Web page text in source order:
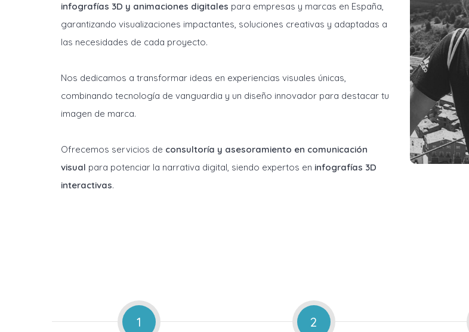
infografías 3D y animaciones digitales para empresas y marcas en España,
garantizando visualizaciones impactantes, soluciones creativas y adaptadas a
las necesidades de cada proyecto.
Nos dedicamos a transformar ideas en experiencias visuales únicas,
combinando tecnología de vanguardia y un diseño innovador para destacar tu
imagen de marca.
Ofrecemos servicios de consultoría y asesoramiento en comunicación
visual para potenciar la narrativa digital, siendo expertos en infografías 3D
interactivas.
1 2